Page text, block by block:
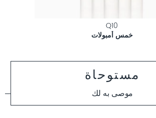
Q10
خمس أمبولات
مستوحاة
موصى به لك